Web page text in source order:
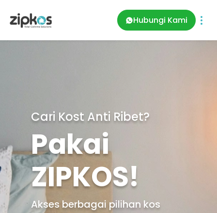
Hubungi Kami
Cari Kost Anti Ribet?
Pakai
ZIPKOS!
Akses berbagai pilihan kos